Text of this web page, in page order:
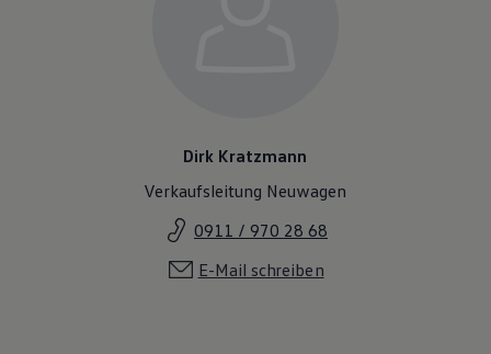
Dirk Kratzmann
Verkaufsleitung Neuwagen
0911 / 970 28 68
E-Mail schreiben